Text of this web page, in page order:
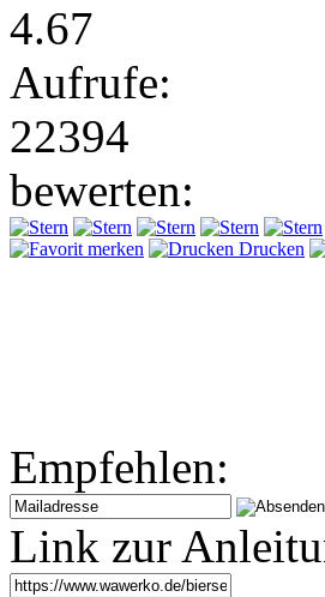
4.67
Aufrufe:
22394
bewerten:
merken Drucken
Empfehlen:
Link zur